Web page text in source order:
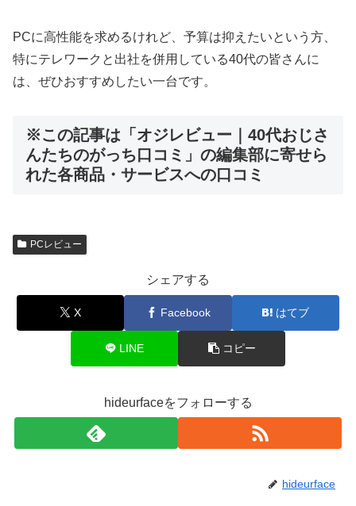
PCに高性能を求めるけれど、予算は抑えたいという方、
特にテレワークと出社を併用している40代の皆さんに
は、ぜひおすすめしたい一台です。
※この記事は「オジレビュー｜40代おじさ
んたちのがっち口コミ」の編集部に寄せら
れた各商品・サービスへの口コミ
PCレビュー
シェアする
X Facebook はてブ
LINE コピー
hideurfaceをフォローする
hideurface